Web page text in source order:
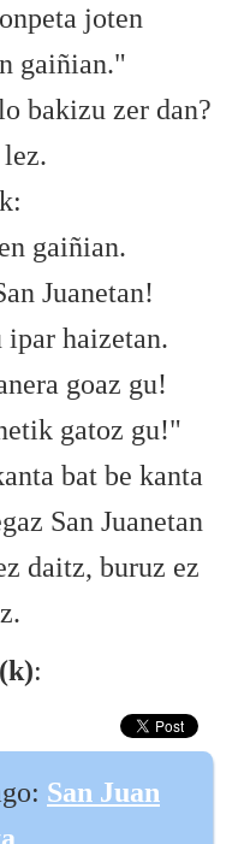
joten
gaiñian."
bakizu zer dan?
gaiñian.
Juanetan!
ipar haizetan.
goaz gu!
gatoz gu!"
bat be kanta
San Juanetan
daitz, buruz ez
:
San Juan